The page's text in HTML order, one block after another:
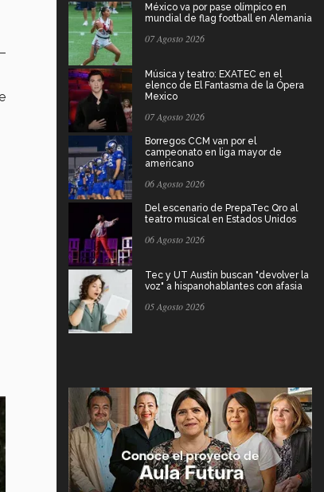
México va por pase olímpico en
mundial de flag football en Alemania
07 Agosto 2026
Música y teatro: EXATEC en el
elenco de El Fantasma de la Ópera
Mexico
07 Agosto 2026
Borregos CCM van por el
campeonato en liga mayor de
americano
06 Agosto 2026
Del escenario de PrepaTec Qro al
teatro musical en Estados Unidos
06 Agosto 2026
Tec y UT Austin buscan "devolver la
voz" a hispanohablantes con afasia
05 Agosto 2026